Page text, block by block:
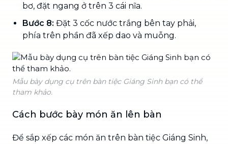
bơ, đặt ngang ở trên 3 cái nĩa.
Bước 8: Đặt 3 cốc nước trắng bên tay phải,
phía trên phần đã xếp dao và muỗng.
Mẫu bày dụng cụ trên bàn tiệc Giáng Sinh bạn có thể
tham khảo.
Cách bước bày món ăn lên bàn
Để sắp xếp các món ăn trên bàn tiệc Giáng Sinh,